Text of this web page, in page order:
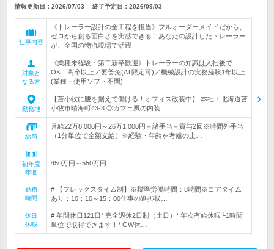
情報更新日：2026/07/03 終了予定日： 2026/09/03
仕事内容
《トレーラー設計の全工程を担当》フルオーダーメイドだから、
ゼロから創る面白さを実感できる！あなたの設計したトレーラー
が、全国の物流現場で活躍
対象と
なる方
《業種未経験・第二新卒歓迎》トレーラーの知識は入社後で
OK！高卒以上／要普免(AT限定可)／機械設計の実務経験1年以上
(業種・使用ソフト不問)
勤務地
【苫小牧に腰を据えて働ける！オフィス改装中】 本社：北海道苫
小牧市晴海町43-3 ◎カフェ風の内装…
給与
月給22万8,000円～26万1,000円＋諸手当＋賞与2回※時間外手当
（1分単位で全額支給）※経験・年齢を考慮の上…
初年度
年収
450万円～550万円
勤務
時間
# 【フレックスタイム制】※標準労働時間：8時間※コアタイム
あり：10：10～15：00仕事の進捗状…
休日
休暇
# 年間休日121日* 完全週休2日制（土日）* 年次有給休暇└1時間
単位で取得できます！* GW休…